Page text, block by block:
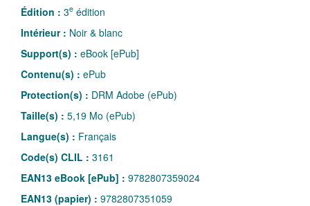
Édition : 3e édition
Intérieur : Noir & blanc
Support(s) : eBook [ePub]
Contenu(s) : ePub
Protection(s) : DRM Adobe (ePub)
Taille(s) : 5,19 Mo (ePub)
Langue(s) : Français
Code(s) CLIL : 3161
EAN13 eBook [ePub] : 9782807359024
EAN13 (papier) : 9782807351059